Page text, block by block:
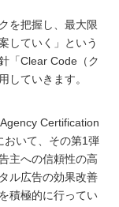
を把握し、最大限
していく」という
「Clear Code（ク
していきます。
Certification
おいて、その第1弾
主への信頼性の高
ル広告の効果改善
積極的に行ってい